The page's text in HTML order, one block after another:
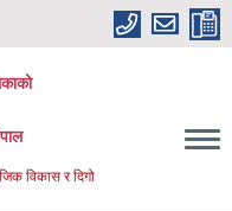
विकास र दिगो